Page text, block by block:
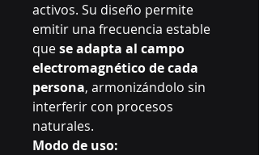
activos. Su diseño permite
emitir una frecuencia estable
quese adapta al campo
electromagnético de cada
persona, armonizándolo sin
interferir con procesos
naturales.
Modo de uso: